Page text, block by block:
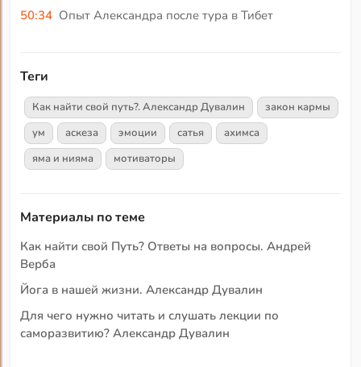
50:34 Опыт Александра после тура в Тибет
Теги
Как найти свой путь?. Александр Дувалин
закон кармы
ум
аскеза эмоции сатья
ахимса
яма и нияма
мотиваторы
Материалы по теме
Как найти свой Путь? Ответы на вопросы. Андрей
Верба
Йога в нашей жизни. Александр Дувалин
Для чего нужно читать и слушать лекции по
саморазвитию? Александр Дувалин